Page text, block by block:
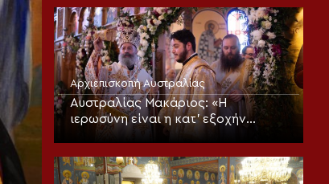
Αρχιεπισκοπή Αυστραλίας
Αυστραλίας Μακάριος: «Η
ιερωσύνη είναι η κατ’ εξοχήν
μεταμορφωτική δύναμη μέσα σε
πνευματικά»